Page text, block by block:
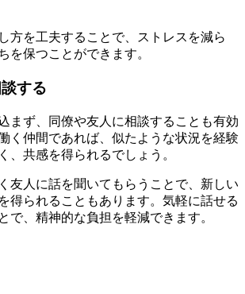
方を工夫することで、ストレスを減ら
を保つことができます。
する
まず、同僚や友人に相談することも有効
く仲間であれば、似たような状況を経験
、共感を得られるでしょう。
友人に話を聞いてもらうことで、新しい
得られることもあります。気軽に話せる
で、精神的な負担を軽減できます。